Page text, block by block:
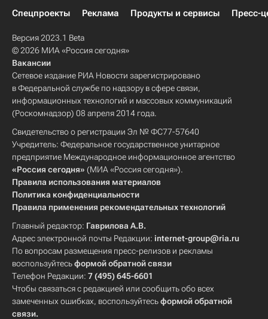
Спецпроекты
Реклама Продукты и сервисы Пресс-
Версия 2023.1 Beta
© 2026 МИА «Россия сегодня»
Вакансии
Сетевое издание РИА Новости зарегистрировано
в Федеральной службе по надзору в сфере связи,
информационных технологий и массовых коммуникаций
(Роскомнадзор) 08 апреля 2014 года.
Свидетельство о регистрации Эл № ФС77-57640
Учредитель: Федеральное государственное унитарное
предприятие Международное информационное агентство
«Россия сегодня» (МИА «Россия сегодня»).
Правила использования материалов
Политика конфиденциальности
Правила применения рекомендательных технологий
Главный редактор: Гаврилова А.В.
Адрес электронной почты Редакции: internet-group@ria.ru
По вопросам размещения пресс-релизов и рекламы
воспользуйтесьформой обратной связи
Телефон Редакции: 7 (495) 645-6601
Чтобы связаться с редакцией или сообщить обо всех
замеченных ошибках, воспользуйтесьформой обратной
связи.